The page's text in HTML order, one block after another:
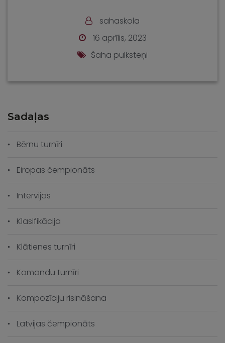
sahaskola
16 aprīlis, 2023
Šaha pulksteņi
Sadaļas
Bērnu turnīri
Eiropas čempionāts
Intervijas
Klasifikācija
Klātienes turnīri
Komandu turnīri
Kompozīciju risināšana
Latvijas čempionāts